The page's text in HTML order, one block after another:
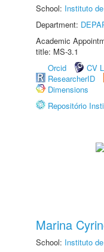
School: Instituto
Department:
Academic
title: MS-3.1
Orcid
CV
ResearcherID
Dimensions
Repositório
Marina
School: Instituto